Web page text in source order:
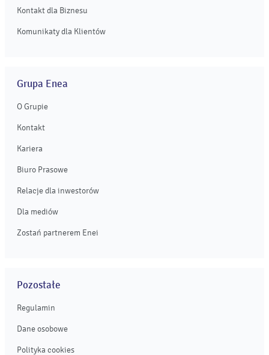
Kontakt dla Biznesu
Komunikaty dla Klientów
Grupa Enea
O Grupie
Kontakt
Kariera
Biuro Prasowe
Relacje dla inwestorów
Dla mediów
Zostań partnerem Enei
Pozostałe
Regulamin
Dane osobowe
Polityka cookies